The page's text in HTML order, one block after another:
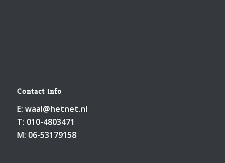
Contact info
E: waal@hetnet.nl
T: 010-4803471
M: 06-53179158